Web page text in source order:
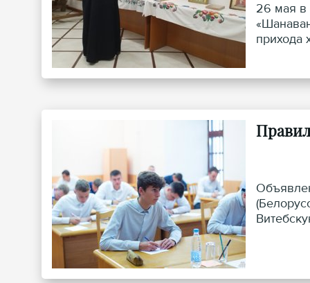
26 мая в
прихода